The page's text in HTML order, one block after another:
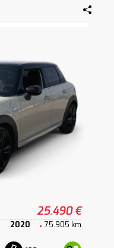
25.490 €
2020 75.905 km